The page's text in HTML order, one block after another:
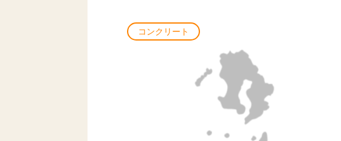
コンクリート